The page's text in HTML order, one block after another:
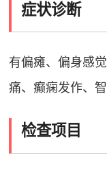
症状诊断
有偏瘫、偏身感
痛、癫痫发作、
检查项目